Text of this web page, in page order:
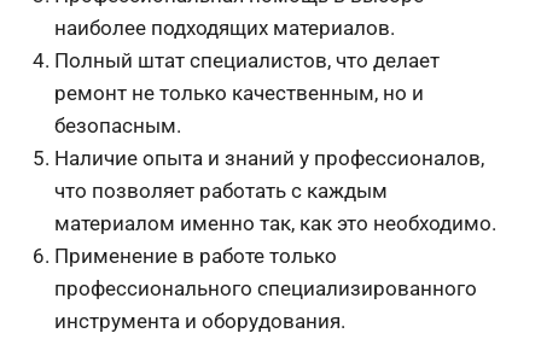
наиболее подходящих материалов.
Полный штат специалистов, что делает
ремонт не только качественным, но и
безопасным.
Наличие опыта и знаний у профессионалов,
что позволяет работать с каждым
материалом именно так, как это необходимо.
Применение в работе только
профессионального специализированного
инструмента и оборудования.